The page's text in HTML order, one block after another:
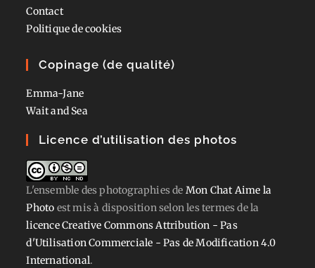
Contact
Politique de cookies
Copinage (de qualité)
Emma-Jane
Wait and Sea
Licence d’utilisation des photos
L'ensemble des photographiesde Mon Chat Aime la
Photo est mis à disposition selon les termes de la
licence Creative Commons Attribution - Pas
d'Utilisation Commerciale - Pas de Modification 4.0
International.